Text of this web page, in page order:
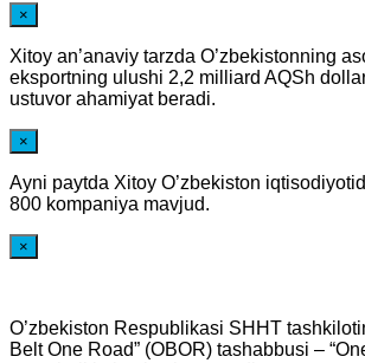
×
Xitoy an’anaviy tarzda O’zbekistonning
eksportning ulushi 2,2 milliard AQSh
ustuvor ahamiyat beradi.
×
Ayni paytda Xitoy O’zbekiston
800 kompaniya mavjud.
×
O’zbekiston Respublikasi SHHT
Belt One Road” (OBOR) tashabbusi –